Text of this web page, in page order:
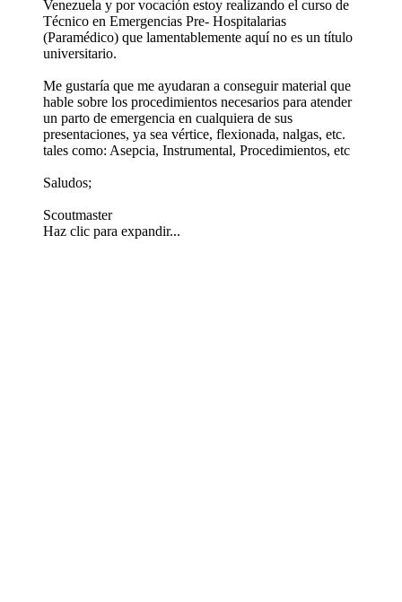
Venezuela y por vocación estoy realizando el curso de
Técnico en Emergencias Pre- Hospitalarias
(Paramédico) que lamentablemente aquí no es un título
universitario.
Me gustaría que me ayudaran a conseguir material que
hable sobre los procedimientos necesarios para atender
un parto de emergencia en cualquiera de sus
presentaciones, ya sea vértice, flexionada, nalgas, etc.
tales como: Asepcia, Instrumental, Procedimientos, etc
Saludos;
Scoutmaster
Haz clic para expandir...